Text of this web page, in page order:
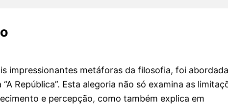
impressionantes metáforas da filosofia, foi abordada
República”. Esta alegoria não só examina as
e percepção, como também explica em